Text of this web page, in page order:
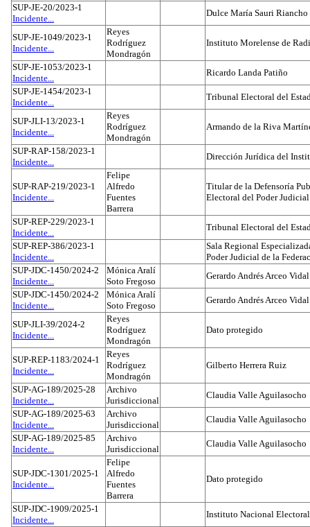
SUP-JE-20/2023-1
Incidente...
Dulce María Sauri
SUP-JE-1049/2023-1
Incidente...
Reyes
Rodríguez
Mondragón
Instituto Morelense de
SUP-JE-1053/2023-1
Incidente...
Ricardo Landa Patiño
SUP-JE-1454/2023-1
Incidente...
Tribunal Electoral del
SUP-JLI-13/2023-1
Incidente...
Reyes
Rodríguez
Mondragón
Armando de la Riva
SUP-RAP-158/2023-1
Incidente...
Dirección Jurídica del
SUP-RAP-219/2023-1
Incidente...
Felipe
Alfredo
Fuentes
Barrera
Titular de la Defensoría
Electoral del Poder
SUP-REP-229/2023-1
Incidente...
Tribunal Electoral del
SUP-REP-386/2023-1
Incidente...
Sala Regional
Poder Judicial de la
SUP-JDC-1450/2024-2
Incidente...
Mónica Aralí
Soto Fregoso
Gerardo Andrés Arceo Vidal
SUP-JDC-1450/2024-2
Incidente...
Mónica Aralí
Soto Fregoso
Gerardo Andrés Arceo Vidal
SUP-JLI-39/2024-2
Incidente...
Reyes
Rodríguez
Mondragón
Dato protegido
SUP-REP-1183/2024-1
Incidente...
Reyes
Rodríguez
Mondragón
Gilberto Herrera Ruiz
SUP-AG-189/2025-28
Incidente...
Archivo
Jurisdiccional
Claudia Valle Aguilasocho
SUP-AG-189/2025-63
Incidente...
Archivo
Jurisdiccional
Claudia Valle Aguilasocho
SUP-AG-189/2025-85
Incidente...
Archivo
Jurisdiccional
Claudia Valle Aguilasocho
SUP-JDC-1301/2025-1
Incidente...
Felipe
Alfredo
Fuentes
Barrera
Dato protegido
SUP-JDC-1909/2025-1
Incidente...
Instituto Nacional Electoral